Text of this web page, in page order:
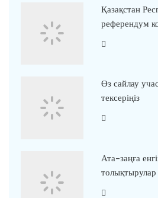
Қазақстан
референдум
Өз сайлау
тексеріңіз
Ата-заңға